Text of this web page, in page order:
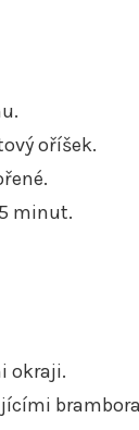
oříšek.
minut.
okraji.